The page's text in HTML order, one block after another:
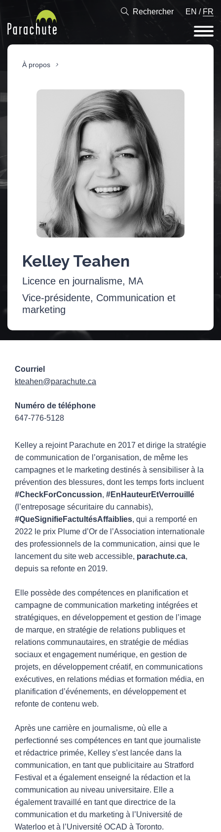
Rechercher EN / FR
À propos
Kelley Teahen
Licence en journalisme, MA
Vice-présidente, Communication et
marketing
Courriel
kteahen@parachute.ca
Numéro de téléphone
647-776-5128
Kelley a rejoint Parachute en 2017 et dirige la stratégie
de communication de l’organisation, de même les
campagnes et le marketing destinés à sensibiliser à la
prévention des blessures, dont les temps forts incluent
#CheckForConcussion, #EnHauteurEtVerrouillé
(l’entreposage sécuritaire du cannabis),
#QueSignifieFactultésAffaiblies, qui a remporté en
2022 le prix Plume d’Or de l’Association internationale
des professionnels de la communication, ainsi que le
lancement du site web accessible, parachute.ca,
depuis sa refonte en 2019.
Elle possède des compétences en planification et
campagne de communication marketing intégrées et
stratégiques, en développement et gestion de l’image
de marque, en stratégie de relations publiques et
relations communautaires, en stratégie de médias
sociaux et engagement numérique, en gestion de
projets, en développement créatif, en communications
exécutives, en relations médias et formation média, en
planification d’événements, en développement et
refonte de contenu web.
Après une carrière en journalisme, où elle a
perfectionné ses compétences en tant que journaliste
et rédactrice primée, Kelley s’est lancée dans la
communication, en tant que publicitaire au Stratford
Festival et a également enseigné la rédaction et la
communication au niveau universitaire. Elle a
également travaillé en tant que directrice de la
communication et du marketing à l’Université de
Waterloo et à l’Université OCAD à Toronto.